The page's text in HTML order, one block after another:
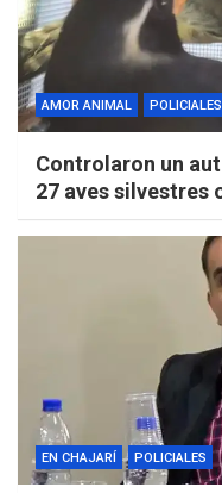
AMOR ANIMAL POLICIALES
Controlaron un
27 aves silvestres
EN CHAJARÍ POLICIALES